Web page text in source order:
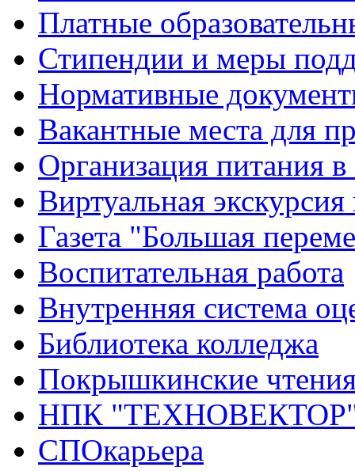
Платные
Стипендии и меры
Нормативные
Вакантные места для
Организация питания в
Виртуальная
Газета "Большая
Воспитательная работа
Внутренняя система
Библиотека колледжа
Покрышкинские
НПК
СПОкарьера